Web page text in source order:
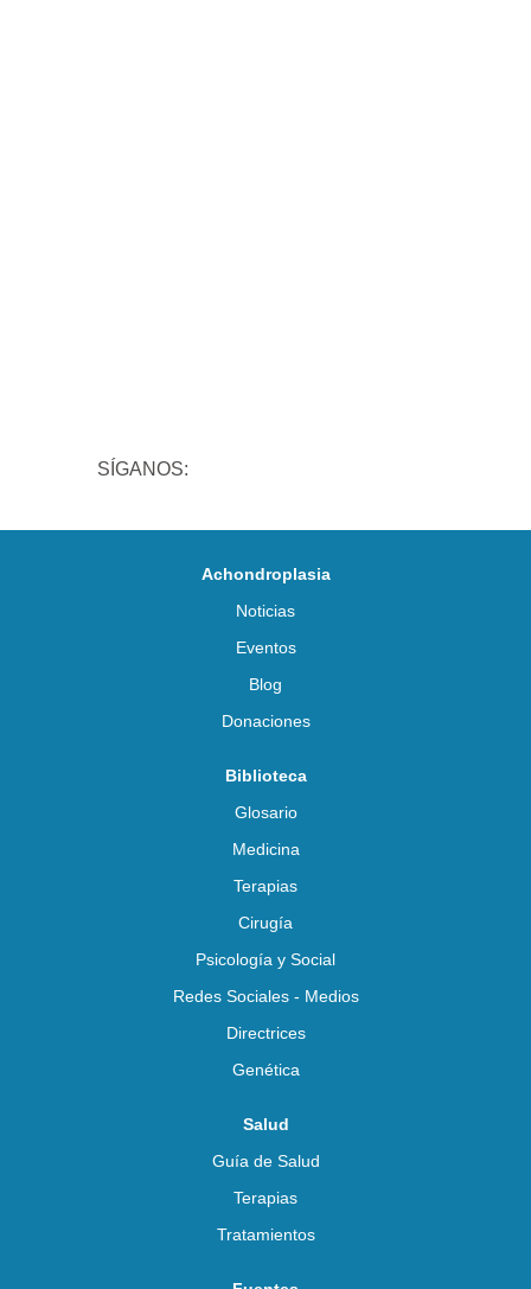
SÍGANOS:
Achondroplasia
Noticias
Eventos
Blog
Donaciones
Biblioteca
Glosario
Medicina
Terapias
Cirugía
Psicología y Social
Redes Sociales - Medios
Directrices
Genética
Salud
Guía de Salud
Terapias
Tratamientos